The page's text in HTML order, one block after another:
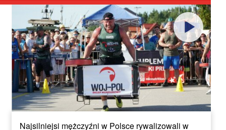
Najsilniejsi mężczyźni w Polsce rywalizowali w